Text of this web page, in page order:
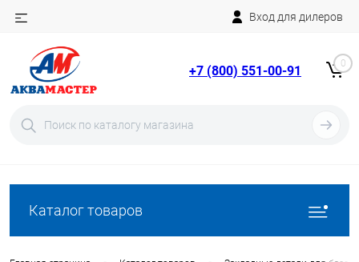
Вход для дилеров
+7 (800) 551-00-91 0
Каталог товаров